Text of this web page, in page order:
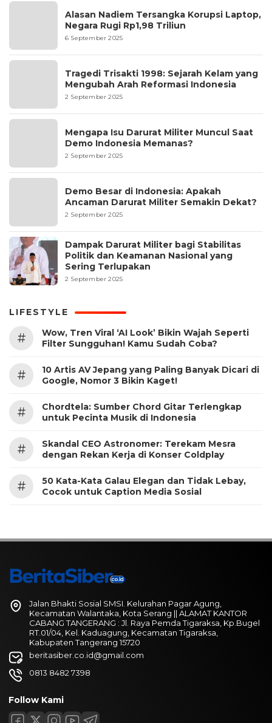
Alasan Nadiem Tersangka Korupsi Laptop,
Negara Rugi Rp1,98 Triliun
6 September 2025
Tragedi Trisakti 1998: Sejarah Kelam yang
Mengubah Arah Reformasi Indonesia
2 September 2025
Mengapa Isu Darurat Militer Muncul Saat
Demo Indonesia Memanas?
2 September 2025
Demo Besar di Indonesia: Apakah
Ancaman Darurat Militer Semakin Dekat?
2 September 2025
Dampak Darurat Militer bagi Stabilitas
Politik dan Keamanan Nasional yang
Sering Terlupakan
2 September 2025
LIFESTYLE
#
Wow, Tren Viral ‘AI Look’ Bikin Wajah Seperti
Filter Sungguhan! Kamu Sudah Coba?
#
10 Artis AV Jepang yang Paling Banyak Dicari di
Google, Nomor 3 Bikin Kaget!
#
Chordtela: Sumber Chord Gitar Terlengkap
untuk Pecinta Musik di Indonesia
#
Skandal CEO Astronomer: Terekam Mesra
dengan Rekan Kerja di Konser Coldplay
#
50 Kata-Kata Galau Elegan dan Tidak Lebay,
Cocok untuk Caption Media Sosial
Jalan Bhakti Sosial SMSI. Kelurahan Pagar Agung,
Kecamatan Walantaka, Kota Serang || ALAMAT KANTOR
CABANG TANGERANG : Jl. Raya Pemda Tigaraksa, Kp.Bugel
RT.01/04, Kel. Kaduagung, Kecamatan Tigaraksa,
Kabupaten Tangerang 15720
beritasiber.co.id@gmail.com
0813 8482 7398
Follow Kami